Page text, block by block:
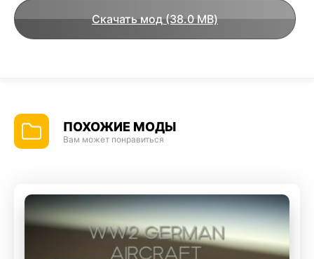
Скачать мод (38.0 MB)
ПОХОЖИЕ МОДЫ
Вам может понравиться